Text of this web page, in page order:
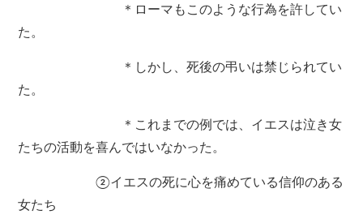
＊ローマもこのような行為を許してい
た。
＊しかし、死後の弔いは禁じられてい
た。
＊これまでの例では、イエスは泣き女
たちの活動を喜んではいなかった。
②イエスの死に心を痛めている信仰のある
女たち